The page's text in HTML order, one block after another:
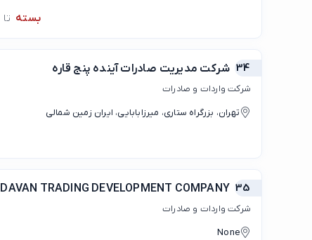
بسته تا 09:00
34 شرکت مدیریت صادرات آینده پنج قاره
شرکت واردات و صادرات
تهران، بزرگراه ستاری، میرزابابایی، ایران زمین شمالی
35
DAVAN TRADING DEVELOPMENT COMPANY
شرکت واردات و صادرات
None